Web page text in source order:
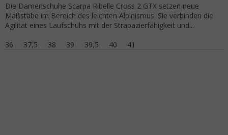
Die Damenschuhe Scarpa Ribelle Cross 2 GTX setzen neue
Maßstäbe im Bereich des leichten Alpinismus. Sie verbinden die
Agilität eines Laufschuhs mit der Strapazierfähigkeit und...
36
37,5 38 39 39,5 40 41